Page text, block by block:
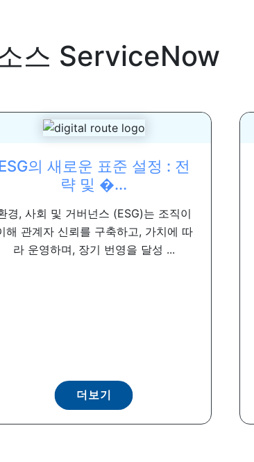
스 ServiceNow
의 새로운 표준 설정 : 전
략 및 �...
경, 사회 및 거버넌스 (ESG)는 조직이
해 관계자 신뢰를 구축하고, 가치에 따
라 운영하며, 장기 번영을 달성 ...
더보기